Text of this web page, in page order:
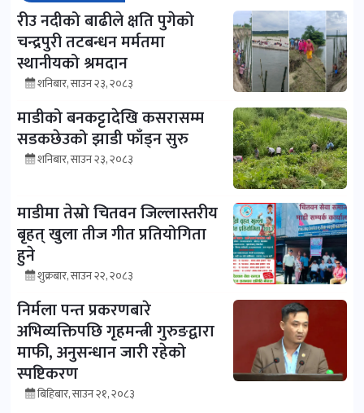
रीउ नदीको बाढीले क्षति पुगेको
चन्द्रपुरी तटबन्धन मर्मतमा
स्थानीयको श्रमदान
शनिबार, साउन २३, २०८३
माडीको बनकट्टादेखि कसरासम्म
सडकछेउको झाडी फाँड्न सुरु
शनिबार, साउन २३, २०८३
माडीमा तेस्रो चितवन जिल्लास्तरीय
बृहत् खुला तीज गीत प्रतियोगिता
हुने
शुक्रबार, साउन २२, २०८३
निर्मला पन्त प्रकरणबारे
अभिव्यक्तिपछि गृहमन्त्री गुरुङद्वारा
माफी, अनुसन्धान जारी रहेको
स्पष्टिकरण
बिहिबार, साउन २१, २०८३